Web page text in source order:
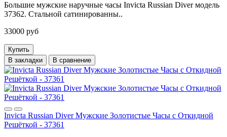
Большие мужские наручные часы Invicta Russian Diver модель
37362. Стальной сатинированны..
33000 руб
Купить
В закладки
В сравнение
Invicta Russian Diver Мужские Золотистые Часы с Откидной
Решёткой - 37361